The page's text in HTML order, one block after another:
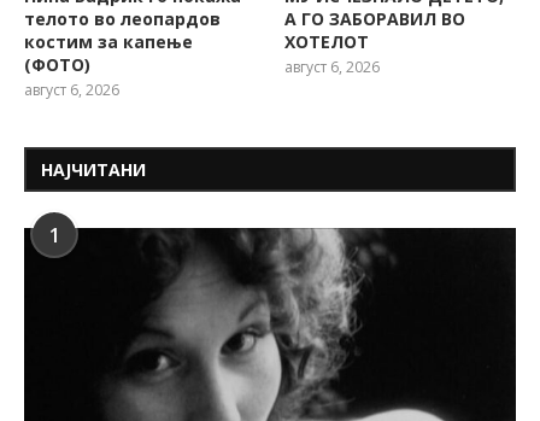
телото во леопардов
костим за капење
(ФОТО)
август 6, 2026
А ГО ЗАБОРАВИЛ ВО
ХОТЕЛОТ
август 6, 2026
НАЈЧИТАНИ
1